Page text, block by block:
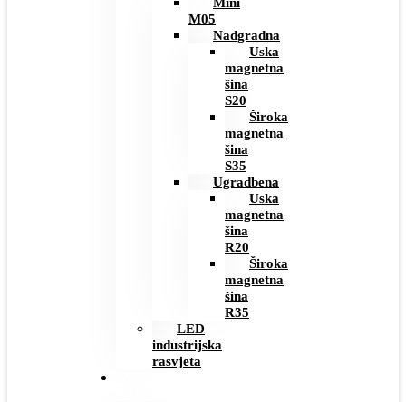
M05
Nadgradna
Uska
magnetna
šina
S20
Široka
magnetna
šina
S35
Ugradbena
Uska
magnetna
šina
R20
Široka
magnetna
šina
R35
LED
industrijska
rasvjeta